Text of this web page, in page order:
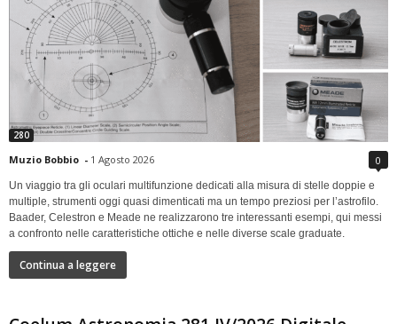
280
Muzio Bobbio - 1 Agosto 2026 0
Un viaggio tra gli oculari multifunzione dedicati alla misura di stelle doppie e
multiple, strumenti oggi quasi dimenticati ma un tempo preziosi per l’astrofilo.
Baader, Celestron e Meade ne realizzarono tre interessanti esempi, qui messi
a confronto nelle caratteristiche ottiche e nelle diverse scale graduate.
Continua a leggere